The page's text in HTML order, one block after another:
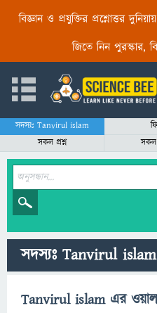
বিজ্ঞান ও প্রযুক্তির প্রশ্নোত্তর
জিতে নিন পুরস্কার,
সদস্যঃ Tanvirul islam
সকল প্রশ্ন
সকল
সদস্যঃ Tanvirul islam
Tanvirul islam এর ওয়াল